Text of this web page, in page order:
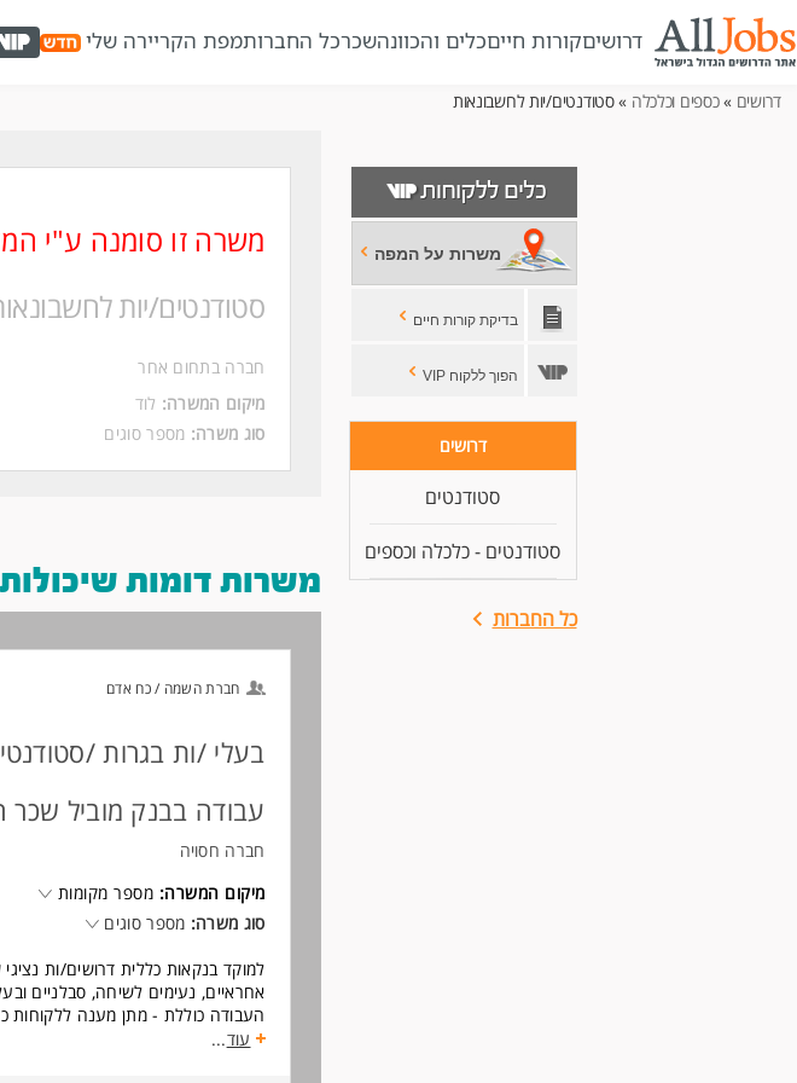
דרושיםקורות חייםכלים והכוונהשכרכל החברותמפת הקריירה שלי
דרושים »כספים וכלכלה » סטודנטים/יות לחשבונאות
משרות על המפה
בדיקת קורות חיים
הפוך ללקוח VIP
דרושים
סטודנטים
סטודנטים - כלכלה וכספים
כל החברות
משרה זו סומנה ע"י
סטודנטים/יות
חברה בתחום אחר
מיקום המשרה: לוד
סוג משרה: מספר סוגים
משרות דומות שיכולות
חברת השמה / כח אדם
בעלי /ות בגרות /
עבודה בבנק מוביל שכר
חברה חסויה
מיקום המשרה: מספר מקומות
סוג משרה: מספר סוגים
למוקד בנקאות כללית דרושים/ות נציגי
אחראיים, נעימים לשיחה, סבלניים
העבודה כוללת - מתן מענה ללקוחות
תוך עמידה ביעדי שירות וסטנדרטים
עוד...